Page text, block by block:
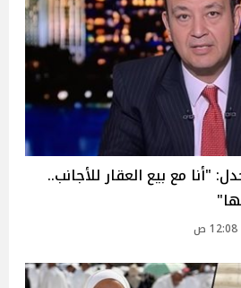
"أنا مع بيع العقار للأجانب..